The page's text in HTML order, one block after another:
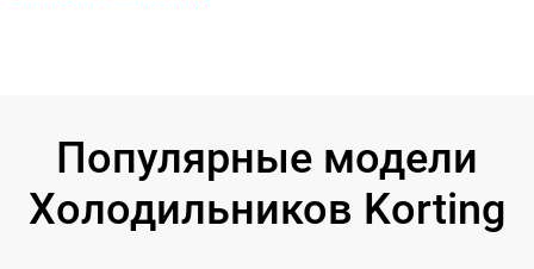
Популярные модели
Холодильников Korting